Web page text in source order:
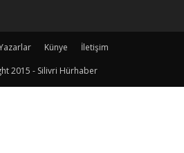
Künye
İletişim
2015 - Silivri Hürhaber